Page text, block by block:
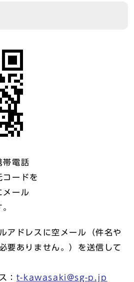
帯電話
コードを
メール
アドレスに空メール（件名や
要ありません。）を送信して
： t-kawasaki@sg-p.jp